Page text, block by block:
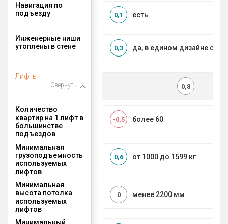
Навигация по
подъезду
есть
0,1
Инженерные ниши
утоплены в стене
да, в едином дизайне с
0,3
Лифты
Свернуть 0,8
Количество
квартир на 1 лифт в
большинстве
подъездов
более 60
-0,5
Минимальная
грузоподъемность
используемых
лифтов
от 1000 до 1599 кг
0,6
Минимальная
высота потолка
используемых
лифтов
менее 2200 мм
0
Минимальный